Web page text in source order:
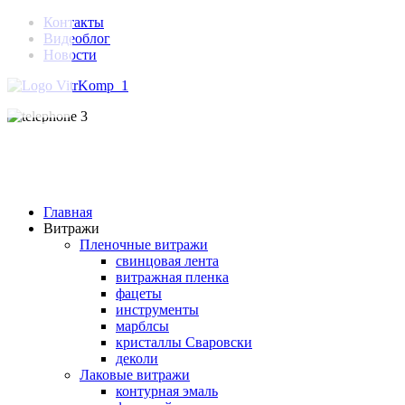
Контакты
Видеоблог
Новости
Главная
Витражи
Пленочные витражи
свинцовая лента
витражная пленка
фацеты
инструменты
марблсы
кристаллы Сваровски
деколи
Лаковые витражи
контурная эмаль